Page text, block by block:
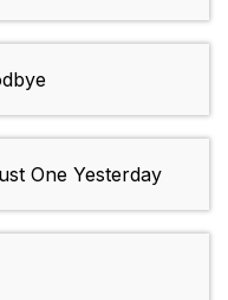
One Yesterday